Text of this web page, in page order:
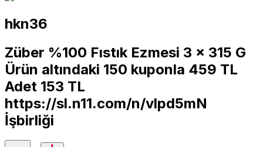
hkn36
Züber %100 Fıstık Ezmesi 3 x 315 G
Ürün altındaki 150 kuponla 459 TL
Adet 153 TL
https://sl.n11.com/n/vlpd5mN
İşbirliği